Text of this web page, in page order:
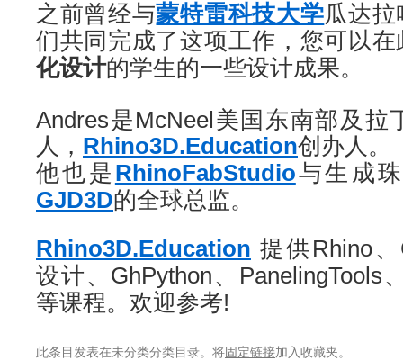
之前曾经与蒙特雷科技大学瓜达
们共同完成了这项工作，您可以在
化设计的学生的一些设计成果。
Andres是McNeel美国东南部及拉
人， Rhino3D.Education创办人。
他也是 RhinoFabStudio与生成
GJD3D的全球总监。
Rhino3D.Education 提供Rhino
设计、GhPython、PanelingTools
等课程。欢迎参考!
此条目发表在未分类分类目录。将固定链接加入收藏夹。